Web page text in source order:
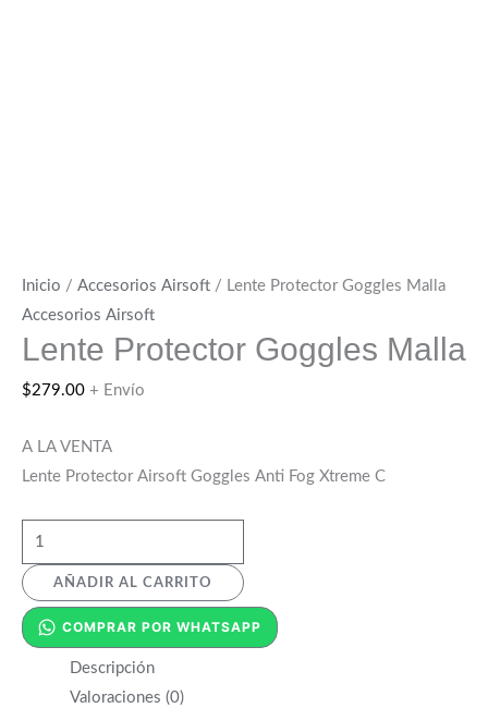
Inicio / Accesorios Airsoft / Lente Protector Goggles Malla
Accesorios Airsoft
Lente Protector Goggles Malla
$279.00 + Envío
A LA VENTA
Lente Protector Airsoft Goggles Anti Fog Xtreme C
AÑADIR AL CARRITO
COMPRAR POR WHATSAPP
Descripción
Valoraciones (0)